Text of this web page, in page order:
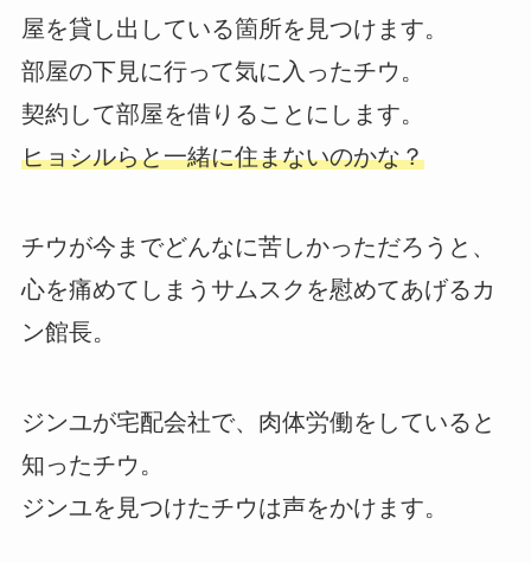
屋を貸し出している箇所を見つけます。
部屋の下見に行って気に入ったチウ。
契約して部屋を借りることにします。
ヒョシルらと一緒に住まないのかな？
チウが今までどんなに苦しかっただろうと、
心を痛めてしまうサムスクを慰めてあげるカ
ン館長。
ジンユが宅配会社で、肉体労働をしていると
知ったチウ。
ジンユを見つけたチウは声をかけます。